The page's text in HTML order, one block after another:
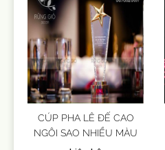
CÚP PHA LÊ ĐẾ CAO
NGÔI SAO NHIỀU MÀU